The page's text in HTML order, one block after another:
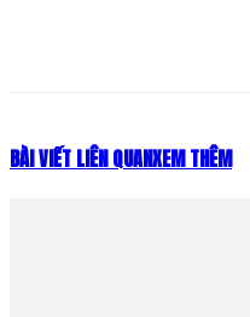
BÀI VIẾT LIÊN QUANXEM THÊM